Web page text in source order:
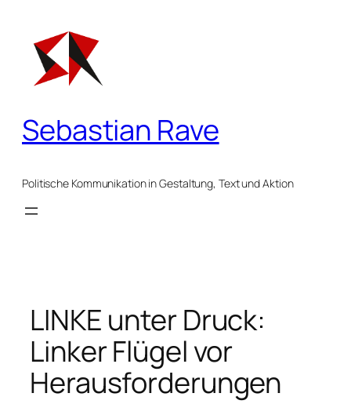
springen
Sebastian Rave
Politische Kommunikation in Gestaltung, Text und Aktion
LINKE unter Druck:
Linker Flügel vor
Herausforderungen